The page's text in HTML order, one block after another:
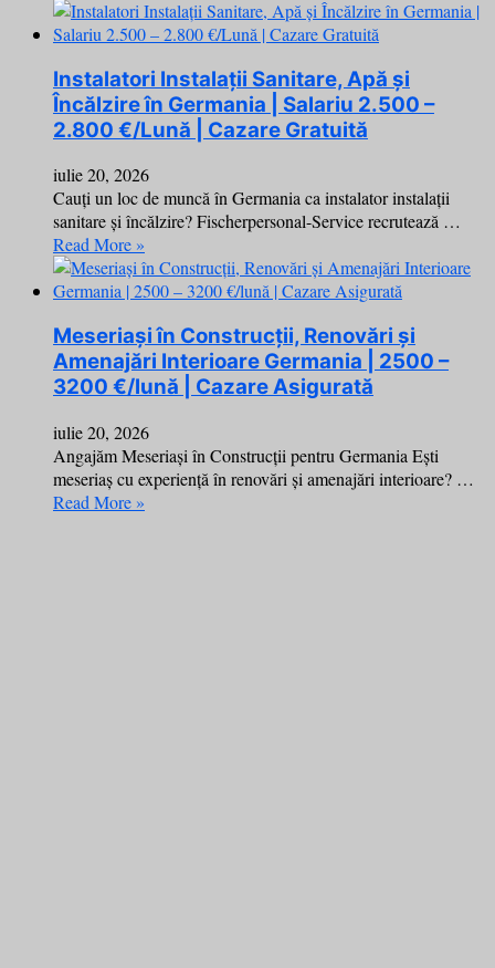
Instalatori Instalații Sanitare, Apă și
Încălzire în Germania | Salariu 2.500 –
2.800 €/Lună | Cazare Gratuită
iulie 20, 2026
Cauți un loc de muncă în Germania ca instalator instalații
sanitare și încălzire? Fischerpersonal-Service recrutează …
Read More »
Meseriași în Construcții, Renovări și
Amenajări Interioare Germania | 2500 –
3200 €/lună | Cazare Asigurată
iulie 20, 2026
Angajăm Meseriași în Construcții pentru Germania Ești
meseriaș cu experiență în renovări și amenajări interioare? …
Read More »